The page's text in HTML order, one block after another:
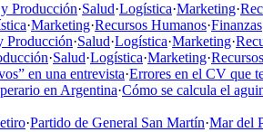
Producción·Salud·Logística·Marketing·
·Marketing·Recursos Humanos·Finanzas
Producción·Salud·Logística·Marketing·
·Salud·Logística·Marketing·
en una entrevista·Errores en el CV que
en Argentina·Cómo se calcula el
·Partido de General San Martín·Mar del